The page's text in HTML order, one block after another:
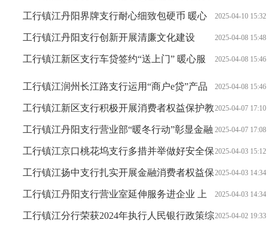
名列前茅 2025-04-10 15:32
工行镇江丹阳界牌支行耐心细致包硬币 暖心
服务点赞 2025-04-08 15:48
工行镇江丹阳支行创新开展清廉文化建设
2025-04-08 15:46
工行镇江新区支行车贷签约“送上门” 暖心服
务获称赞
2025-04-08 15:46
工行镇江润州长江路支行运用“商户e贷”产品
助力小微商户取得好成效 2025-04-07 17:10
工行镇江新区支行积极开展消费者权益保护教
育宣传活动 2025-04-07 17:08
工行镇江丹阳支行营业部“暖冬行动”彰显金融
为民初心 2025-04-03 15:12
工行镇江京口桃花坞支行多措并举做好安全保
卫工作 2025-04-03 14:34
工行镇江扬中支行扎实开展金融消费者权益保
护活动 2025-04-03 14:34
工行镇江丹阳支行营业室延伸服务进企业 上
门办卡更贴心 2025-04-02 19:33
工行镇江分行荣获2024年执行人民银行政策综